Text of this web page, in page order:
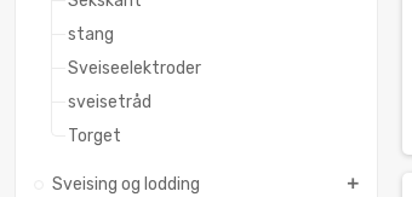
stang
Sveiseelektroder
sveisetråd
Torget
Sveising og lodding